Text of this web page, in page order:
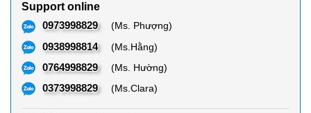
Support online
0973998829
(Ms. Phượng)
0938998814 (Ms.Hằng)
0764998829 (Ms. Hường)
0373998829 (Ms.Clara)